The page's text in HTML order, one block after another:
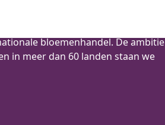
bloemenhandel. De ambitie
in meer dan 60 landen staan we